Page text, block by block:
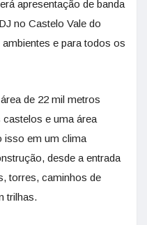
apresentação de banda
no Castelo Vale do
e para todos os
de 22 mil metros
e uma área
isso em um clima
desde a entrada
torres, caminhos de
trilhas.